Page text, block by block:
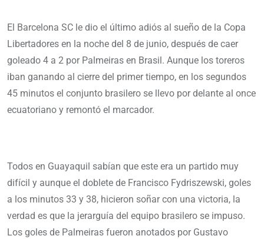
El Barcelona SC le dio el último adiós al sueño de la Copa
Libertadores en la noche del 8 de junio, después de caer
goleado 4 a 2 por Palmeiras en Brasil. Aunque los toreros
iban ganando al cierre del primer tiempo, en los segundos
45 minutos el conjunto brasilero se llevo por delante al once
ecuatoriano y remontó el marcador.
Todos en Guayaquil sabían que este era un partido muy
difícil y aunque el doblete de Francisco Fydriszewski, goles
a los minutos 33 y 38, hicieron soñar con una victoria, la
verdad es que la jerarguía del equipo brasilero se impuso.
Los goles de Palmeiras fueron anotados por Gustavo